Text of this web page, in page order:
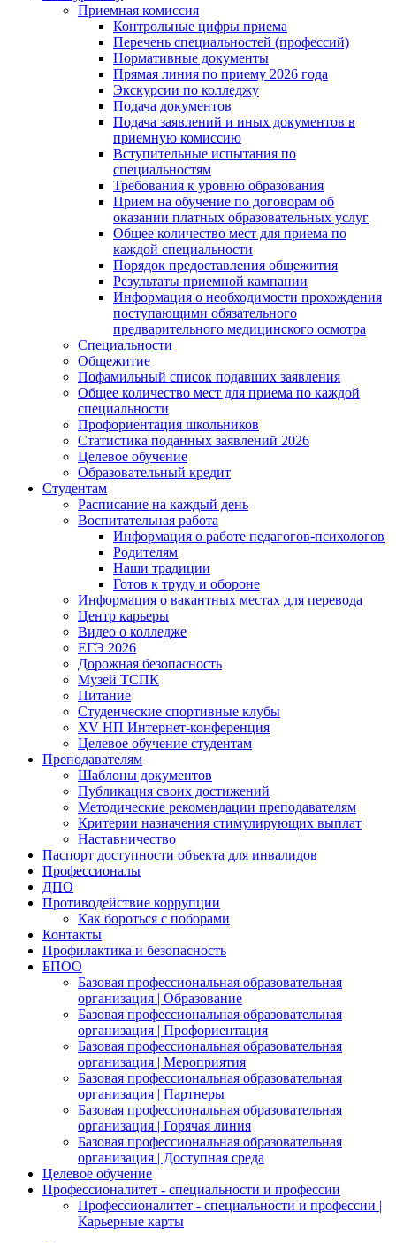
Приемная комиссия
Контрольные цифры приема
Перечень специальностей (профессий)
Нормативные документы
Прямая линия по приему 2026 года
Экскурсии по колледжу
Подача документов
Подача заявлений и иных документов в
приемную комиссию
Вступительные испытания по
специальностям
Требования к уровню образования
Прием на обучение по договорам об
оказании платных образовательных услуг
Общее количество мест для приема по
каждой специальности
Порядок предоставления общежития
Результаты приемной кампании
Информация о необходимости прохождения
поступающими обязательного
предварительного медицинского осмотра
Специальности
Общежитие
Пофамильный список подавших заявления
Общее количество мест для приема по каждой
специальности
Профориентация школьников
Статистика поданных заявлений 2026
Целевое обучение
Образовательный кредит
Студентам
Расписание на каждый день
Воспитательная работа
Информация о работе педагогов-психологов
Родителям
Наши традиции
Готов к труду и обороне
Информация о вакантных местах для перевода
Центр карьеры
Видео о колледже
ЕГЭ 2026
Дорожная безопасность
Музей ТСПК
Питание
Студенческие спортивные клубы
XV НП Интернет-конференция
Целевое обучение студентам
Преподавателям
Шаблоны документов
Публикация своих достижений
Методические рекомендации преподавателям
Критерии назначения стимулирующих выплат
Наставничество
Паспорт доступности объекта для инвалидов
Профессионалы
ДПО
Противодействие коррупции
Как бороться с поборами
Контакты
Профилактика и безопасность
БПОО
Базовая профессиональная образовательная
организация | Образование
Базовая профессиональная образовательная
организация | Профориентация
Базовая профессиональная образовательная
организация | Мероприятия
Базовая профессиональная образовательная
организация | Партнеры
Базовая профессиональная образовательная
организация | Горячая линия
Базовая профессиональная образовательная
организация | Доступная среда
Целевое обучение
Профессионалитет - специальности и профессии
Профессионалитет - специальности и профессии |
Карьерные карты